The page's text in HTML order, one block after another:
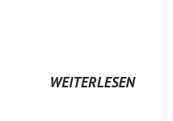
WEITERLESEN